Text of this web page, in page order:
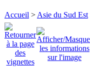
Accueil > Asie du Sud Est